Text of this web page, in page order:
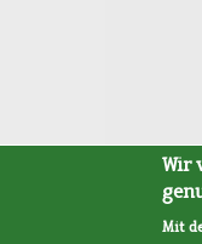
Wir
Mit